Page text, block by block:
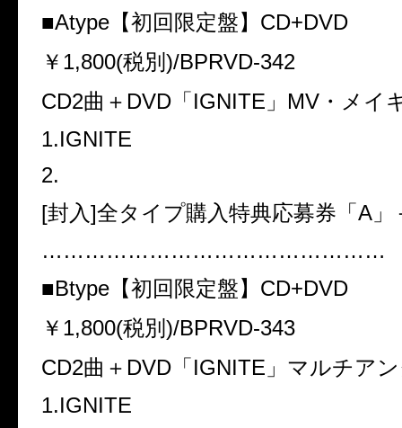
■Atype 【初回限定盤】 CD+DVD
￥ 1,800(税別 )/BPRVD-342
CD2曲＋ DVD 「 IGNITE 」 MV ・メイ
1.IGNITE
2.
[封入]全タイプ購入特典応募券「 A
…………………………………………
■Btype 【初回限定盤】 CD+DVD
￥ 1,800(税別 )/BPRVD-343
CD2曲＋ DVD 「 IGNITE 」マルチア
1.IGNITE